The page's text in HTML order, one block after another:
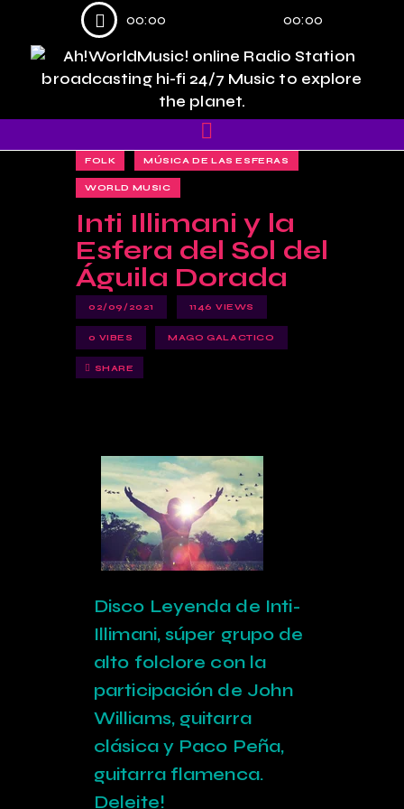
Reproductor
de
audio
00:00 00:00
FOLK MÚSICA DE LAS ESFERAS
WORLD MUSIC
Inti Illimani y la
Esfera del Sol del
Águila Dorada
02/09/2021 1146 VIEWS
0 VIBES MAGO GALACTICO
SHARE
Disco Leyenda de Inti-
Illimani, súper grupo de
alto folclore con la
participación de John
Williams, guitarra
clásica y Paco Peña,
guitarra flamenca.
Deleite!